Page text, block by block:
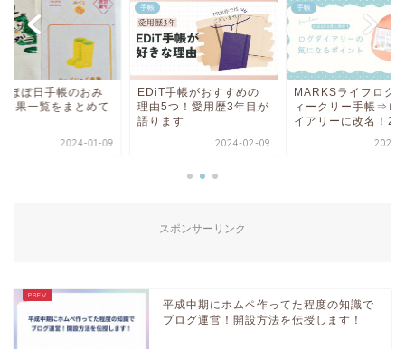
ほぼ日手帳のおみ
結果一覧をまとめて
2024-01-09
手帳
EDiT手帳がおすすめの
理由5つ！愛用歴3年目が
語ります
2024-02-09
手帳
MARKSライフログ
ィークリー手帳⇒ロ
イアリーに改名！
2025-
スポンサーリンク
平成中期にホムペ作ってた程度の知識で
ブログ運営！開設方法を伝授します！